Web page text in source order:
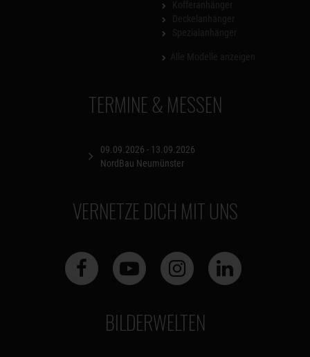
TERMINE & MESSEN
09.09.2026 - 13.09.2026
NordBau Neumünster
VERNETZE DICH MIT UNS
BILDERWELTEN